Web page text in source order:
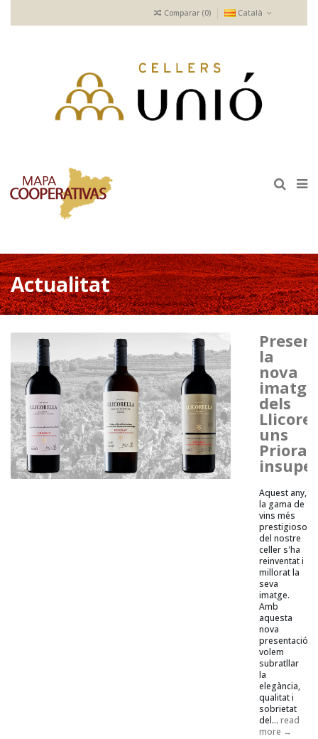
Comparar (0) Català
Actualitat
la
nova
imatge
dels
uns
Priorat
Aquest any,
la gama de
vins més
prestigiosos
del nostre
celler s'ha
reinventat i
millorat la
seva
imatge.
Amb
aquesta
nova
presentació,
volem
subratllar
la
elegància,
qualitat i
sobrietat
del... read
more →